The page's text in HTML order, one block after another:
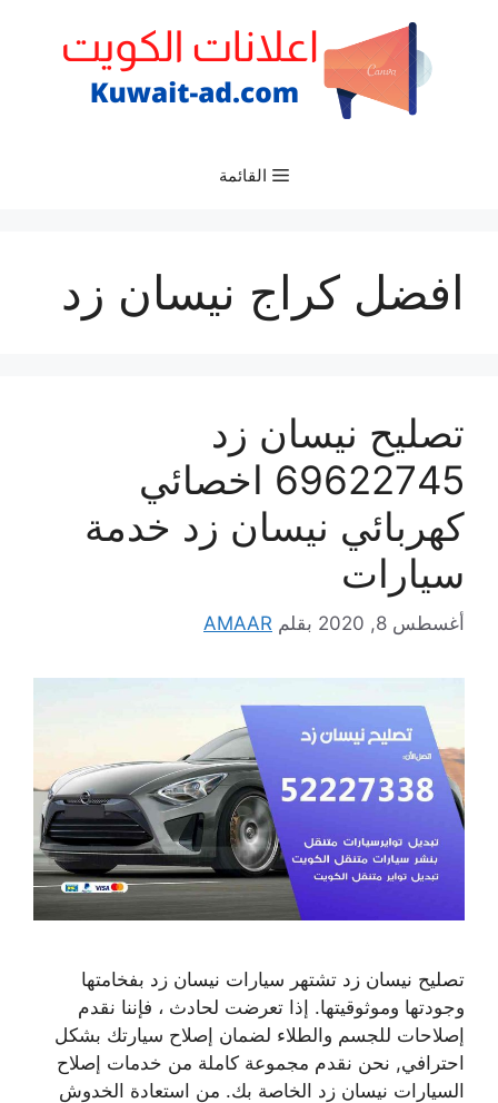
القائمة
افضل كراج نيسان زد
تصليح نيسان زد
69622745 اخصائي
كهربائي نيسان زد خدمة
سيارات
أغسطس 8, 2020 بقلم AMAAR
تصليح نيسان زد تشتهر سيارات نيسان زد بفخامتها
وجودتها وموثوقيتها. إذا تعرضت لحادث ، فإننا نقدم
إصلاحات للجسم والطلاء لضمان إصلاح سيارتك بشكل
احترافي, نحن نقدم مجموعة كاملة من خدمات إصلاح
السيارات نيسان زد الخاصة بك. من استعادة الخدوش